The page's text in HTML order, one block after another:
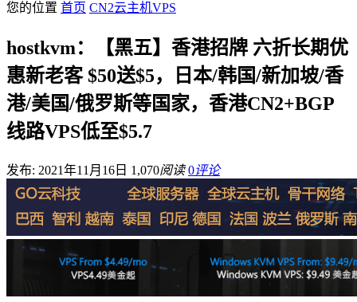
您的位置 首页 CN2云主机VPS
hostkvm：【黑五】香港招牌 六折长期优
惠新老客 $50送$5，日本/韩国/新加坡/香
港/美国/俄罗斯等国家，香港CN2+BGP
线路VPS低至$5.7
发布: 2021年11月16日 1,070阅读 0评论